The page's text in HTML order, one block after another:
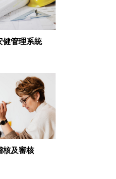
健管理系統
核及審核